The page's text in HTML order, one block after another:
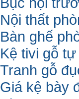
Nội thất
Bàn ghế
Kệ tivi gỗ
Tranh gỗ
Giá kệ bày